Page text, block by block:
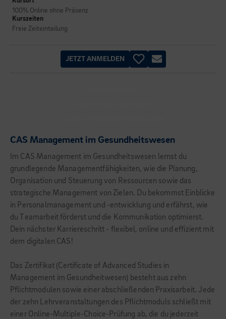
100% Online ohne Präsenz
Kurszeiten
Freie Zeiteinteilung
JETZT ANMELDEN
CAS Management im Gesundheitswesen
Im CAS Management im Gesundheitswesen lernst du
grundlegende Managementfähigkeiten, wie die Planung,
Organisation und Steuerung von Ressourcen sowie das
strategische Management von Zielen. Du bekommst Einblicke
in Personalmanagement und -entwicklung und erfährst, wie
du Teamarbeit förderst und die Kommunikation optimierst.
Dein nächster Karriereschritt - flexibel, online und effizient mit
dem digitalen CAS!
Das Zertifikat (Certificate of Advanced Studies in
Management im Gesundheitwesen) besteht aus zehn
Pflichtmodulen sowie einer abschließenden Praxisarbeit. Jede
der zehn Lehrveranstaltungen des Pflichtmoduls schließt mit
einer Online-Multiple-Choice-Prüfung ab, die du jederzeit